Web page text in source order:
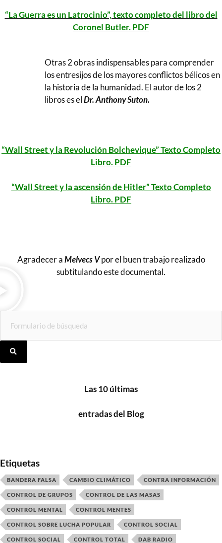
“La Guerra es un Latrocinio”, texto completo del libro del
Coronel Butler. PDF
Otras 2 obras indispensables para comprender
los entresijos de los mayores conflictos bélicos en
la historia de la humanidad. El autor de los 2
libros es elDr. Anthony Suton.
“Wall Street y la Revolución Bolchevique” Texto Completo
Libro. PDF
“Wall Street y la ascensión de Hitler” Texto Completo
Libro. PDF
Agradecer aMelvecs V por el buen trabajo realizado
subtitulando este documental.
Las 10 últimas
entradas del Blog
Etiquetas
BANDERA FALSA CAMBIO CLIMÁTICO CONTRA INFORMACIÓN
CONTROL DE GRUPOS CONTROL DE LAS MASAS
CONTROL MENTAL CONTROL MENTES
CONTROL SOBRE LUCHA POPULAR CONTROL SOCIAL
CONTROL SOCIAL CONTROL TOTAL DAB RADIO